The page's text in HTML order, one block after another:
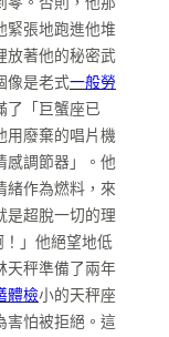
緊張地跑進他堆
放著他的秘密武
像是老式一般勞
了「巨蟹座已
用廢棄的唱片機
感調節器」。他
緒作為燃料，來
是超脫一切的理
」他絕望地低
天秤準備了兩年
體檢小的天秤座
害怕被拒絕。這